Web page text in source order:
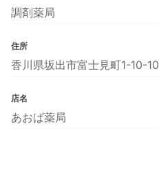
調剤薬局
住所
香川県坂出市富士見町1-10-10
店名
あおば薬局